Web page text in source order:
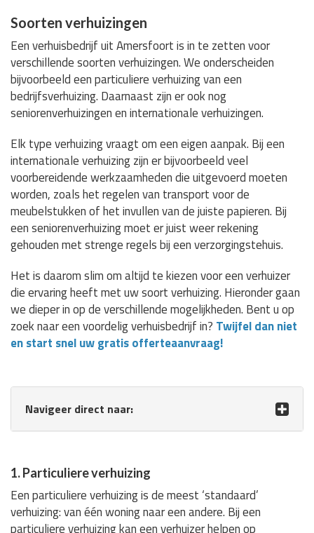
Soorten verhuizingen
Een verhuisbedrijf uit Amersfoort is in te zetten voor
verschillende soorten verhuizingen. We onderscheiden
bijvoorbeeld een particuliere verhuizing van een
bedrijfsverhuizing. Daarnaast zijn er ook nog
seniorenverhuizingen en internationale verhuizingen.
Elk type verhuizing vraagt om een eigen aanpak. Bij een
internationale verhuizing zijn er bijvoorbeeld veel
voorbereidende werkzaamheden die uitgevoerd moeten
worden, zoals het regelen van transport voor de
meubelstukken of het invullen van de juiste papieren. Bij
een seniorenverhuizing moet er juist weer rekening
gehouden met strenge regels bij een verzorgingstehuis.
Het is daarom slim om altijd te kiezen voor een verhuizer
die ervaring heeft met uw soort verhuizing. Hieronder gaan
we dieper in op de verschillende mogelijkheden. Bent u op
zoek naar een voordelig verhuisbedrijf in? Twijfel dan niet
en start snel uw gratis offerteaanvraag!
Navigeer direct naar:
1. Particuliere verhuizing
Een particuliere verhuizing is de meest ‘standaard’
verhuizing: van één woning naar een andere. Bij een
particuliere verhuizing kan een verhuizer helpen op